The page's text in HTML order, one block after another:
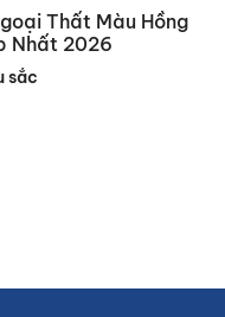
Thất Màu Hồng
Nhất 2026
sắc